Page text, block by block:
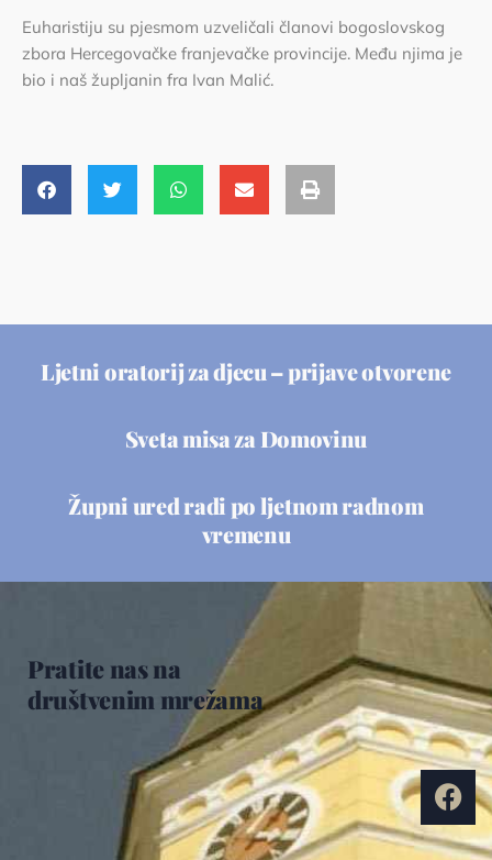
Euharistiju su pjesmom uzveličali članovi bogoslovskog
zbora Hercegovačke franjevačke provincije. Među njima je
bio i naš župljanin fra Ivan Malić.
Ljetni oratorij za djecu – prijave otvorene
Sveta misa za Domovinu
Župni ured radi po ljetnom radnom
vremenu
Pratite nas na
društvenim mrežama